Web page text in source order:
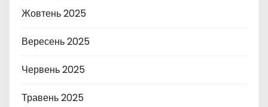
Жовтень 2025
Вересень 2025
Червень 2025
Травень 2025